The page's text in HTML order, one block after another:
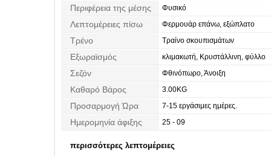
Περιφέρεια της μέσης Φυσικό
Λεπτομέρειες πίσω Φερμουάρ επάνω, εξώπλατο
Τρένο Τραίνο σκουπισμάτων
Εξωραϊσμός κλιμακωτή, Κρυστάλλινη, φύλλο
Σεζόν Φθινόπωρο, Άνοιξη
Καθαρό Βάρος 3.00KG
Προσαρμογή Ώρα 7-15 εργάσιμες ημέρες.
Ημερομηνία άφιξης 25 - 09
περισσότερες λεπτομέρειες